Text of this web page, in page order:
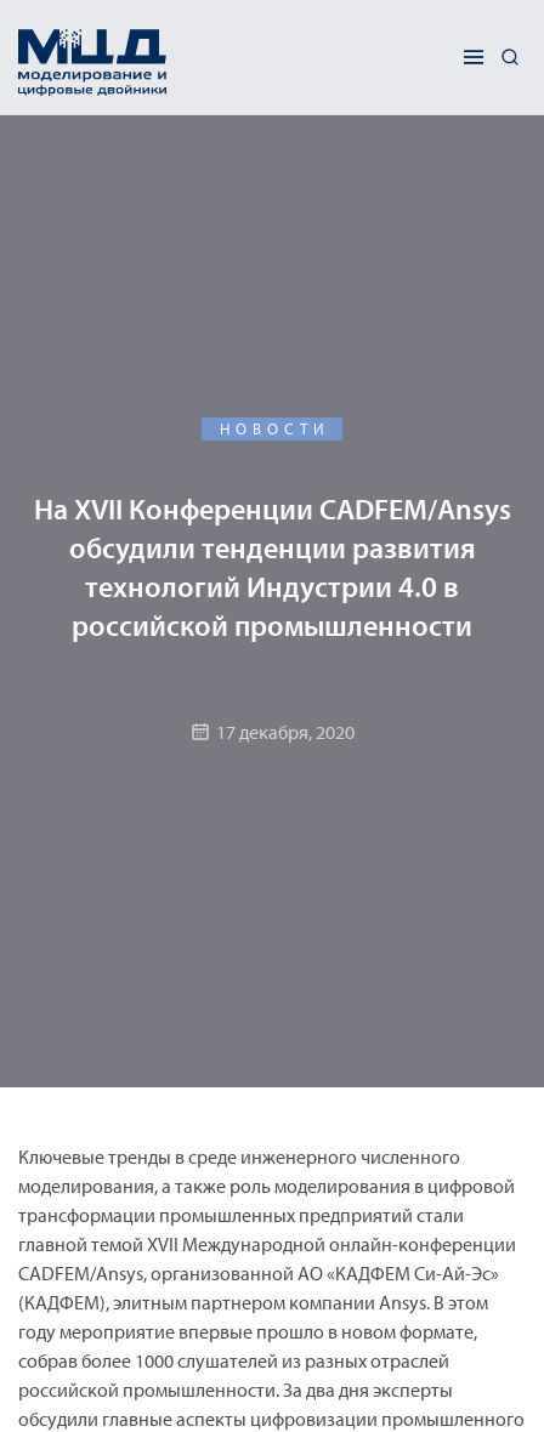
НОВОСТИ
На XVII Конференции CADFEM/Ansys
обсудили тенденции развития
технологий Индустрии 4.0 в
российской промышленности
17 декабря, 2020
Ключевые тренды в среде инженерного численного
моделирования, а также роль моделирования в цифровой
трансформации промышленных предприятий стали
главной темой XVII Международной онлайн-конференции
CADFEM/Ansys, организованной АО «КАДФЕМ Си-Ай-Эс»
(КАДФЕМ), элитным партнером компании Ansys. В этом
году мероприятие впервые прошло в новом формате,
собрав более 1000 слушателей из разных отраслей
российской промышленности. За два дня эксперты
обсудили главные аспекты цифровизации промышленного